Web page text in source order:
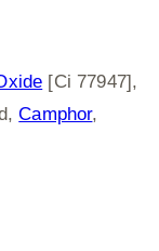
[Ci 77947],
Camphor,